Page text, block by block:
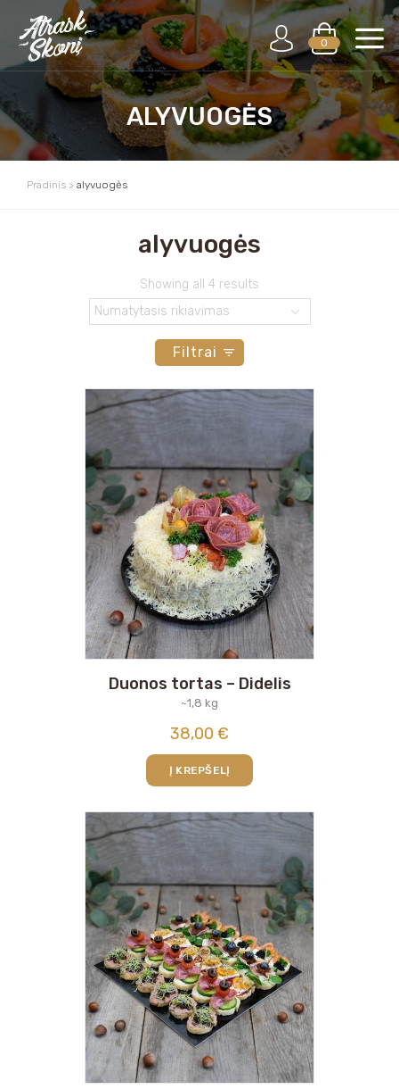
0
ALYVUOGĖS
Pradinis > alyvuogės
alyvuogės
Showing all 4 results
Filtrai
Duonos tortas – Didelis
~1,8 kg
38,00 €
Į KREPŠELĮ